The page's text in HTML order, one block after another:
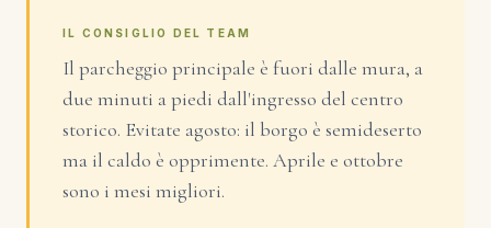
IL CONSIGLIO DEL TEAM
Il parcheggio principale è fuori dalle mura, a
due minuti a piedi dall'ingresso del centro
storico. Evitate agosto: il borgo è semideserto
ma il caldo è opprimente. Aprile e ottobre
sono i mesi migliori.